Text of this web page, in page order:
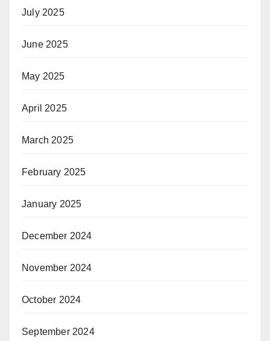
July 2025
June 2025
May 2025
April 2025
March 2025
February 2025
January 2025
December 2024
November 2024
October 2024
September 2024